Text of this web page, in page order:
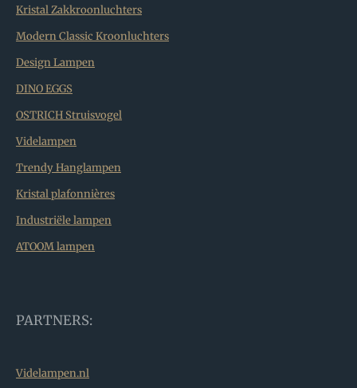
Kristal Zakkroonluchters
Modern Classic Kroonluchters
Design Lampen
DINO EGGS
OSTRICH Struisvogel
Videlampen
Trendy Hanglampen
Kristal plafonnières
Industriële lampen
ATOOM lampen
PARTNERS:
Videlampen.nl